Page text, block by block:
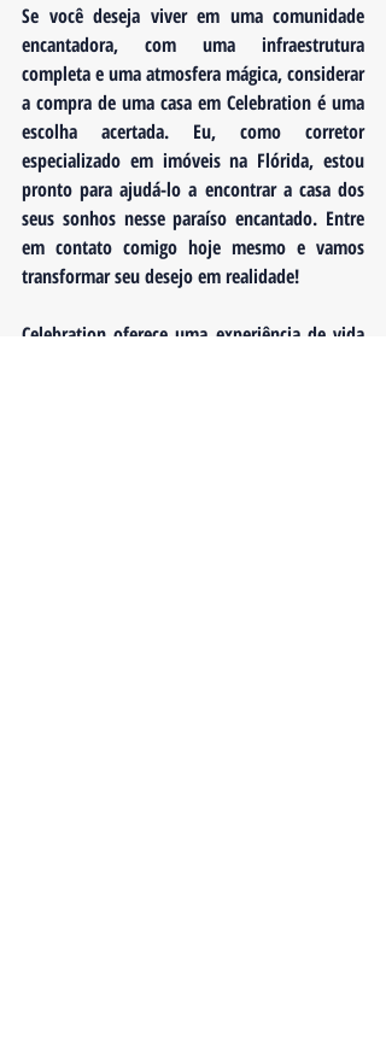
Se você deseja viver em uma comunidade
encantadora, com uma infraestrutura
completa e uma atmosfera mágica, considerar
a compra de uma casa em Celebration é uma
escolha acertada. Eu, como corretor
especializado em imóveis na Flórida, estou
pronto para ajudá-lo a encontrar a casa dos
seus sonhos nesse paraíso encantado. Entre
em contato comigo hoje mesmo e vamos
transformar seu desejo em realidade!
Celebration oferece uma experiência de vida